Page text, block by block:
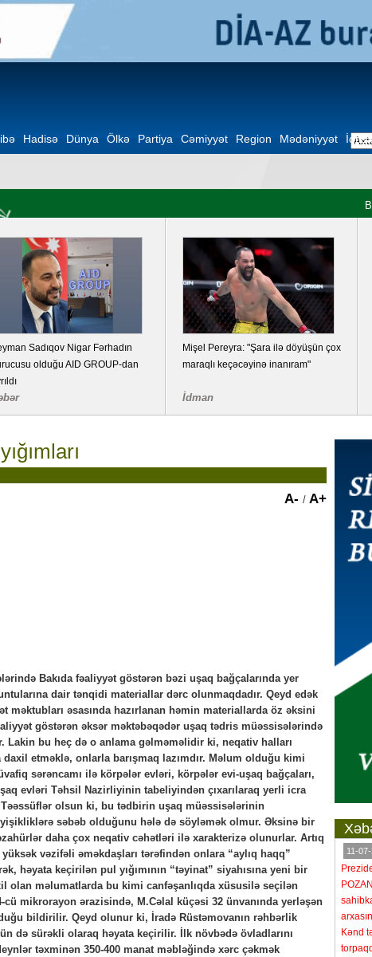
Hadisə Dünya Ölkə Partiya Cəmiyyət Region Mədəniyyət
Sadıqov Nigar Fərhadın
olduğu AID GROUP-dan
Mişel Pereyra: "Şara ilə döyüşün çox
maraqlı keçəcəyinə inanıram"
İdman
A- / A+
Bakıda fəaliyyət göstərən bəzi uşaq bağçalarında yer
dair tənqidi materiallar dərc olunmaqdadır. Qeyd edək
məktubları əsasında hazırlanan həmin materiallarda öz əksini
göstərən əksər məktəbəqədər uşaq tədris müəssisələrində
Lakin bu heç də o anlama gəlməməlidir ki, neqativ halları
etməklə, onlarla barışmaq lazımdır. Məlum olduğu kimi
sərəncamı ilə körpələr evləri, körpələr evi-uşaq bağçaları,
evləri Təhsil Nazirliyinin tabeliyindən çıxarılaraq yerli icra
olsun ki, bu tədbirin uşaq müəssisələrinin
səbəb olduğunu hələ də söyləmək olmur. Əksinə bir
daha çox neqativ cəhətləri ilə xarakterizə olunurlar. Artıq
vəzifəli əməkdaşları tərəfindən onlara “aylıq haqq”
həyata keçirilən pul yığımının “təyinat” siyahısına yeni bir
olan məlumatlarda bu kimi canfəşanlıqda xüsusilə seçilən
mikrorayon ərazisində, M.Cəlal küçəsi 32 ünvanında yerləşən
bildirilir. Qeyd olunur ki, İradə Rüstəmovanın rəhbərlik
də sürəkli olaraq həyata keçirilir. İlk növbədə övladlarını
təxminən 350-400 manat məbləğində xərc çəkmək
11-
Kənd